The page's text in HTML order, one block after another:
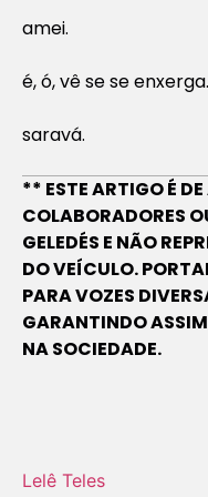
amei.
é, ó, vê se se enxerga.
saravá.
** ESTE ARTIGO É
COLABORADORES
GELEDÉS E NÃO
DO VEÍCULO.
PARA VOZES
GARANTINDO
NA SOCIEDADE.
Lelê Teles